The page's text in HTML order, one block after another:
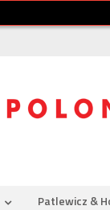
Patlewicz &